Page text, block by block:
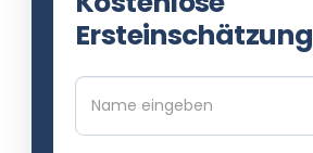
Ersteinschätzung